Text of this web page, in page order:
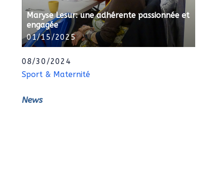
Maryse Lesur: une adhérente passionnée et
engagée
01/15/2025
08/30/2024
Sport & Maternité
News